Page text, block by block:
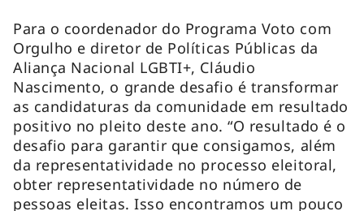
Para o coordenador do Programa Voto com
Orgulho e diretor de Políticas Públicas da
Aliança Nacional LGBTI+, Cláudio
Nascimento, o grande desafio é transformar
as candidaturas da comunidade em resultado
positivo no pleito deste ano. “O resultado é o
desafio para garantir que consigamos, além
da representatividade no processo eleitoral,
obter representatividade no número de
pessoas eleitas. Isso encontramos um pouco